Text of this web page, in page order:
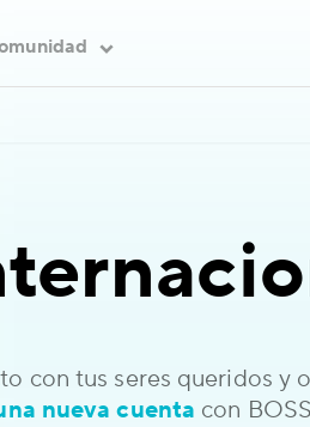
con tus seres queridos y
nueva cuenta con